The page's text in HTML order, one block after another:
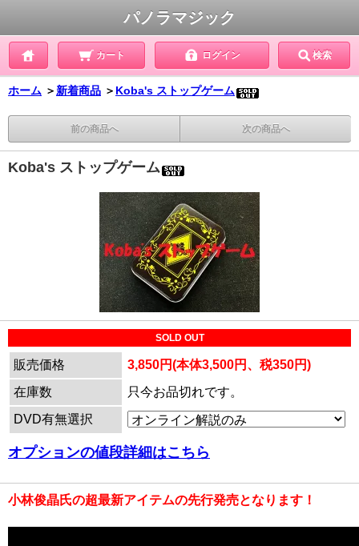
パノラマジック
カート ログイン 検索
ホーム ＞ 新着商品 ＞ Koba's ストップゲーム
前の商品へ 次の商品へ
Koba's ストップゲーム
SOLD OUT
販売価格
3,850円(本体3,500円、税350円)
在庫数
只今お品切れです。
DVD有無選択
オプションの値段詳細はこちら
小林俊晶氏の超最新アイテムの先行発売となります！